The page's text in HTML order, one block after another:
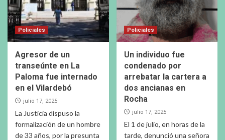
Policiales
Agresor de un
transeúnte en La
Paloma fue internado
en el Vilardebó
julio 17, 2025
La Justicia dispuso la
formalización de un hombre
de 33 años, por la presunta
Policiales
Un individuo fue
condenado por
arrebatar la cartera a
dos ancianas en
Rocha
julio 17, 2025
El 1 de julio, en horas de la
tarde, denunció una señora